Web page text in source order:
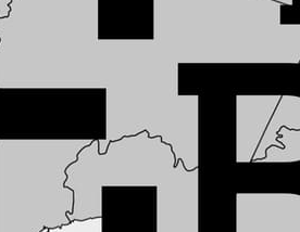
Евразийской Экономической